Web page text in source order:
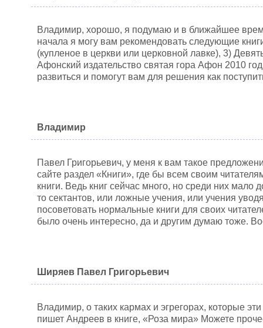
Владимир, хорошо, я подумаю и в ближайшее
начала я могу вам рекомендовать следующие
(купленое в церкви или церковной лавке), 3)
Афонский издательство святая гора Афон 2010
развиться и помогут вам для решения как
Владимир
Павел Григорьевич, у меня к вам такое
сайте раздел «Книги», где бы всем своим
книги. Ведь книг сейчас много, но среди них мало
то сектантов, или ложные учения, или учения
посоветовать нормальные книги для своих
было очень интересно, да и другим думаю тоже.
Ширяев Павел Григорьевич
Владимир, о таких кармах и эгрегорах, которые
пишет Андреев в книге, «Роза мира» Можете